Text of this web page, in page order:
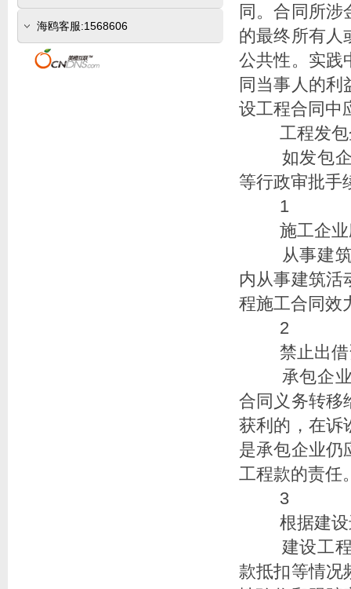
同。合同所涉
的最终所有人
公共性。实践
同当事人的利
设工程合同中
工程发包
如发包企
等行政审批手
1
施工企业
从事建筑
内从事建筑活
程施工合同效
2
禁止出借
承包企业
合同义务转移
获利的，在诉
是承包企业仍
工程款的责任
3
根据建设
建设工程
款抵扣等情况
(www.sr800.com)
海鸥客服:1568606